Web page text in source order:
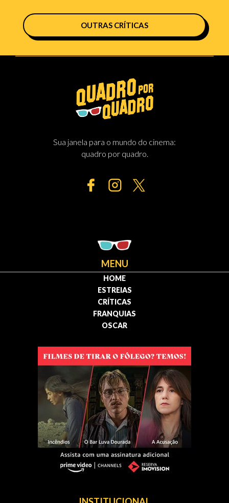
OUTRAS CRÍTICAS
Sua janela para o mundo do cinema:
quadro por quadro.
MENU
HOME
ESTREIAS
CRÍTICAS
FRANQUIAS
OSCAR